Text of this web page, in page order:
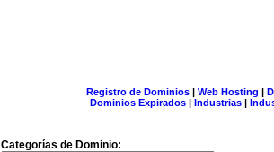
Registro de Dominios| Web Hosting |
Dominios Expirados | Industrias |
Categorías de Dominio: